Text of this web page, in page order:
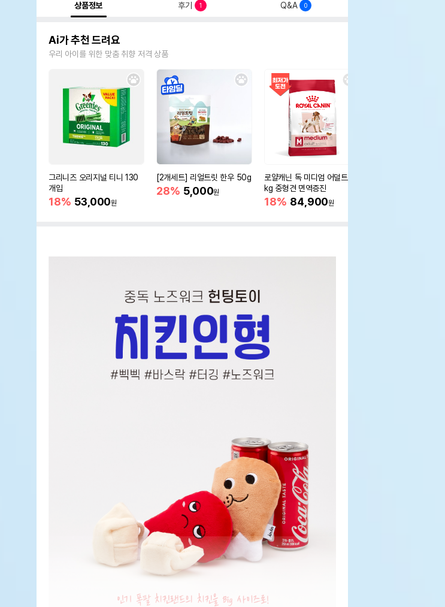
상품정보 후기 1 Q&A 0
Ai가 추천 드려요
우리 아이를 위한 맞춤 취향 저격 상품
그리니즈 오리지널 티니 130
개입
18% 53,000원
[2개세트] 리얼트릿 한우 50g
28% 5,000원
로얄캐닌 독 미디엄 어덜트 10
kg 중형견 면역증진
18% 84,900원